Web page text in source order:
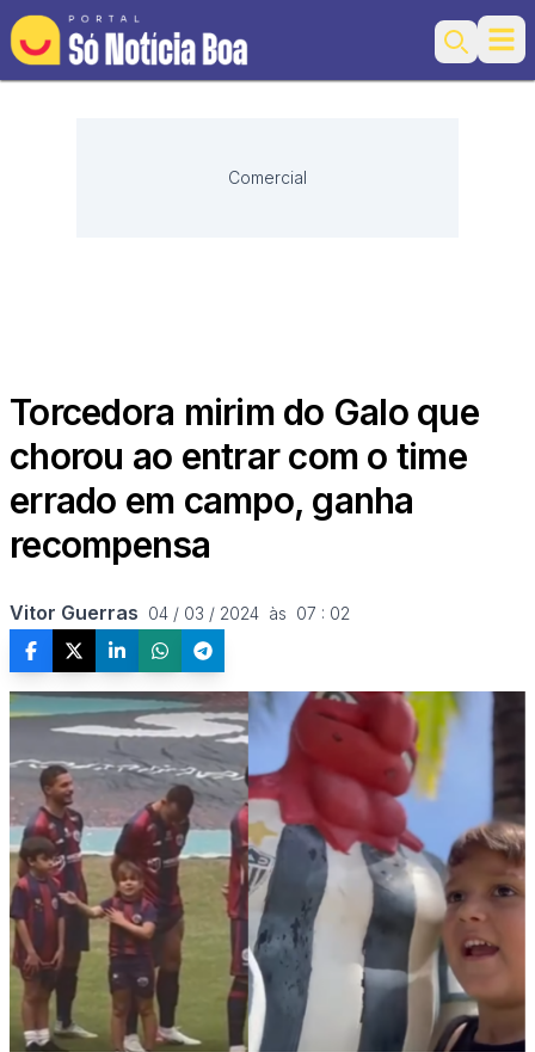
Search
Comercial
Torcedora mirim do Galo que
chorou ao entrar com o time
errado em campo, ganha
recompensa
Vitor Guerras 04 / 03 / 2024  às  07 : 02